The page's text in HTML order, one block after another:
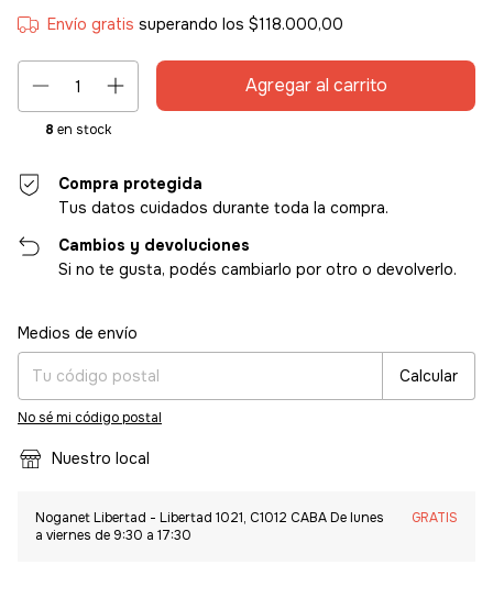
Envío gratis superando los $118.000,00
8 en stock
Compra protegida
Tus datos cuidados durante toda la compra.
Cambios y devoluciones
Si no te gusta, podés cambiarlo por otro o devolverlo.
Entregas para el CP:
Medios de envío
Calcular
No sé mi código postal
Nuestro local
Noganet Libertad - Libertad 1021, C1012 CABA De lunes
a viernes de 9:30 a 17:30
GRATIS